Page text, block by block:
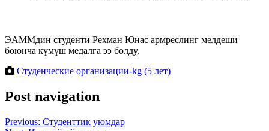
ЭАММдин студенти Рехман Юнас армреслинг мелдеши
боюнча күмүш медалга ээ болду.
Студенческие организации-kg (5 лет)
Post navigation
Previous: Студенттик уюмдар